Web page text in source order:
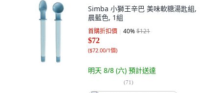
Simba 小獅王辛巴 美味軟糖湯匙組,
晨藍色, 1組
首購折扣價 40%$121
$72
($72.00/1個)
明天 8/8 (六) 預計送達
(71)